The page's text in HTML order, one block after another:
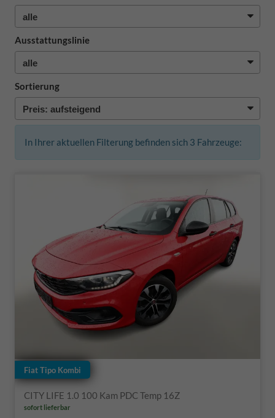
Ausstattungslinie
Sortierung
In Ihrer aktuellen Filterung befinden sich 3 Fahrzeuge:
Fiat Tipo Kombi
CITY LIFE 1.0 100 Kam PDC Temp 16Z
sofort lieferbar